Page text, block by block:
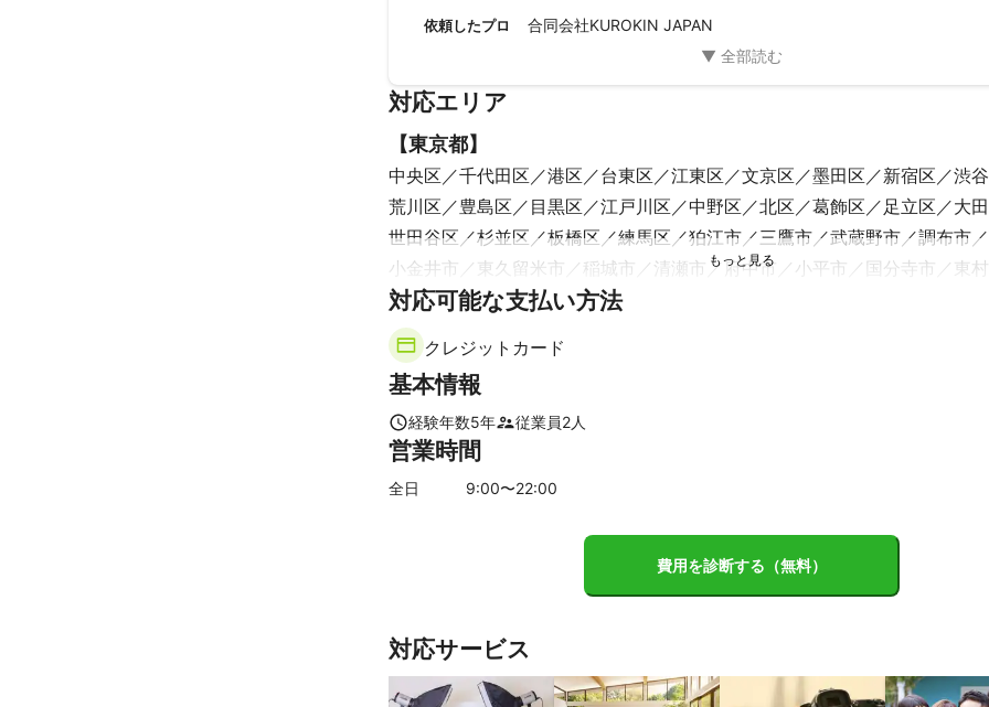
依頼したプロ 合同会社KUROKIN JAPAN
対応エリア
【東京都】
中央区 千代田区 港区 台東区 江東区 文京区 墨田区 新宿区 渋
荒川区
豊島区 目黒区 江戸川区 中野区 北区 葛飾区 足立区
大
世田谷区
杉並区 板橋区 練馬区 狛江市 三鷹市 武蔵野市 調布市
小金井市
東久留米市 稲城市 清瀬市 府中市 小平市 国分寺市
東
国立市
多摩市 東大和市 日野市
福生市
【千葉県】
浦安市 市川市
八千代市
我孫子市 千葉市
佐倉市
栄町
【埼玉県】
富士見市 所沢市
狭山市 蓮田市 伊奈町
【茨城県 】
【神奈川県】
対応可能な支払い方法
クレジットカード
基本情報
経験年数5年 従業員2人
営業時間
全日 9:00〜22:00
費用を診断する（無料）
対応サービス